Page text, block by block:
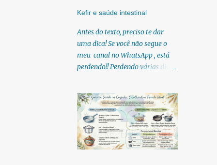
Kefir e saúde intestinal
Antes do texto, preciso te dar
uma dica! Se você não segue o
meu canal no WhatsApp , está
perdendo!! Perdendo várias dicas,
infográficos, o link para
download dos meus e-books.
Para acessar clique no link:
https://whatsapp.com/channel/0
029Vb6U4AqKgsNzkBhubA40